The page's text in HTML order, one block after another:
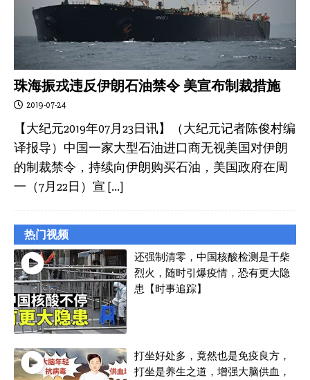
珠海振戎违反伊朗石油禁令 美宣布制裁措施
2019-07-24
【大纪元2019年07月23日讯】（大纪元记者陈俊村编
译报导）中国一家大型石油进口商无视美国对伊朗
的制裁禁令，持续向伊朗购买石油，美国政府在周
一（7月22日）宣 […]
热门视频
还强制清零，中国核酸检测是干柴
烈火，随时引爆疫情，恐有更大隐
患【时事追踪】
打坐好处多，竟然也是免疫良方，
打坐是养生之道，增强大脑供血，